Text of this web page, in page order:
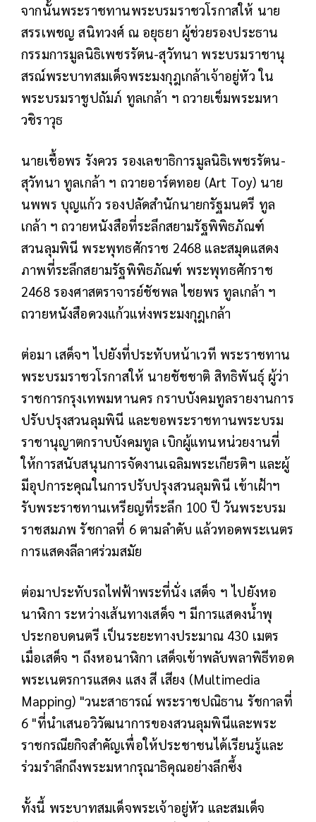
จากนั้นพระราชทานพระบรมราชวโรกาสให้ นาย
สรรเพชญ สนิทวงศ์ ณ อยุธยา ผู้ช่วยรองประธาน
กรรมการมูลนิธิเพชรรัตน-สุวัทนา พระบรมราชานุ
สรณ์พระบาทสมเด็จพระมงกุฎเกล้าเจ้าอยู่หัว ใน
พระบรมราชูปถัมภ์ ทูลเกล้า ฯ ถวายเข็มพระมหา
วชิราวุธ
นายเชื้อพร รังควร รองเลขาธิการมูลนิธิเพชรรัตน-
สุวัทนา ทูลเกล้า ฯ ถวายอาร์ตทอย (Art Toy) นาย
นพพร บุญแก้ว รองปลัดสำนักนายกรัฐมนตรี ทูล
เกล้า ฯ ถวายหนังสือที่ระลึกสยามรัฐพิพิธภัณฑ์
สวนลุมพินี พระพุทธศักราช 2468 และสมุดแสดง
ภาพที่ระลึกสยามรัฐพิพิธภัณฑ์ พระพุทธศักราช
2468 รองศาสตราจารย์ชัชพล ไชยพร ทูลเกล้า ฯ
ถวายหนังสือดวงแก้วแห่งพระมงกุฎเกล้า
ต่อมา เสด็จฯ ไปยังที่ประทับหน้าเวที พระราชทาน
พระบรมราชวโรกาสให้ นายชัชชาติ สิทธิพันธุ์ ผู้ว่า
ราชการกรุงเทพมหานคร กราบบังคมทูลรายงานการ
ปรับปรุงสวนลุมพินี และขอพระราชทานพระบรม
ราชานุญาตกราบบังคมทูล เบิกผู้แทนหน่วยงานที่
ให้การสนับสนุนการจัดงานเฉลิมพระเกียรติฯ และผู้
มีอุปการะคุณในการปรับปรุงสวนลุมพินี เข้าเฝ้าฯ
รับพระราชทานเหรียญที่ระลึก 100 ปี วันพระบรม
ราชสมภพ รัชกาลที่ 6 ตามลำดับ แล้วทอดพระเนตร
การแสดงลีลาศร่วมสมัย
ต่อมาประทับรถไฟฟ้าพระที่นั่ง เสด็จ ฯ ไปยังหอ
นาฬิกา ระหว่างเส้นทางเสด็จ ฯ มีการแสดงน้ำพุ
ประกอบดนตรี เป็นระยะทางประมาณ 430 เมตร
เมื่อเสด็จ ฯ ถึงหอนาฬิกา เสด็จเข้าพลับพลาพิธีทอด
พระเนตรการแสดง แสง สี เสียง (Multimedia
Mapping) "วนะสาธารณ์ พระราชปณิธาน รัชกาลที่
6 "ที่นำเสนอวิวัฒนาการของสวนลุมพินีและพระ
ราชกรณียกิจสำคัญเพื่อให้ประชาชนได้เรียนรู้และ
ร่วมรำลึกถึงพระมหากรุณาธิคุณอย่างลึกซึ้ง
ทั้งนี้ พระบาทสมเด็จพระเจ้าอยู่หัว และสมเด็จ